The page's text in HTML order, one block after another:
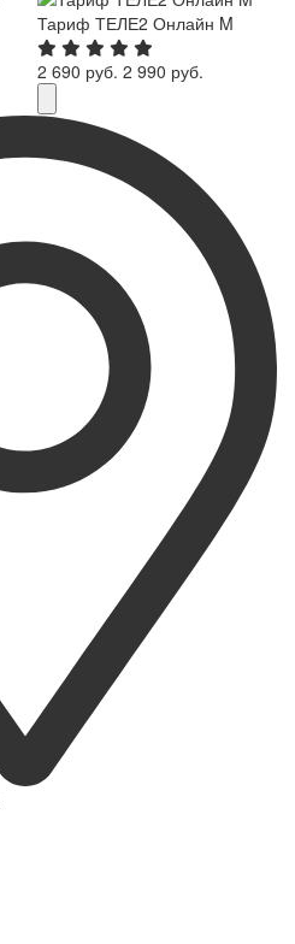
Тариф ТЕЛЕ2 Онлайн M
2 690 руб. 2 990 руб.